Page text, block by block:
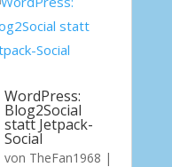
WordPress:
Blog2Social
statt Jetpack-
Social
von TheFan1968 |